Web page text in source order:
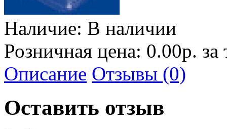
Наличие: В наличии
Розничная цена: 0.00р.
Описание Отзывы (0)
Оставить отзыв